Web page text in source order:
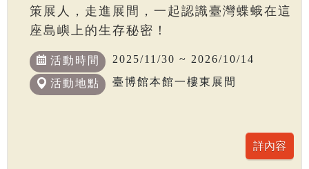
策展人，走進展間，一起認識臺灣蝶蛾在這
座島嶼上的生存秘密！
活動時間 2025/11/30 ~ 2026/10/14
活動地點 臺博館本館一樓東展間